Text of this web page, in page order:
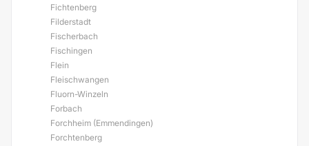
Fichtenberg
Filderstadt
Fischerbach
Fischingen
Flein
Fleischwangen
Fluorn-Winzeln
Forbach
Forchheim (Emmendingen)
Forchtenberg